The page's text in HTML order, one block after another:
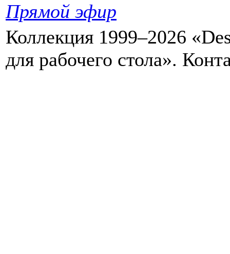
Прямой эфир
Коллекция 1999–2026
для рабочего стола».